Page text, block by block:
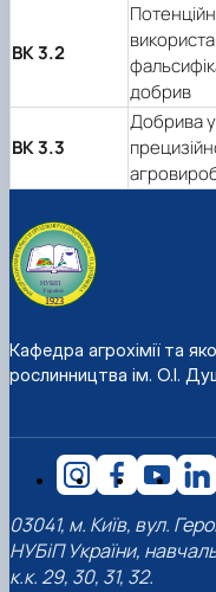
ВК 3.2
добрив
ВК 3.3
Добрива у
Кафедра агрохімії та
рослинництва ім. О.І.
03041, м. Київ, вул.
НУБіП України,
к.к. 29, 30, 31, 32.